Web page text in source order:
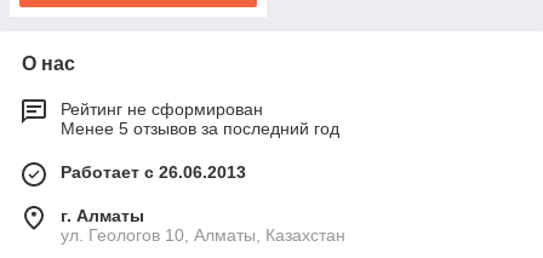
О нас
Рейтинг не сформирован
Менее 5 отзывов за последний год
Работает с 26.06.2013
г. Алматы
ул. Геологов 10, Алматы, Казахстан